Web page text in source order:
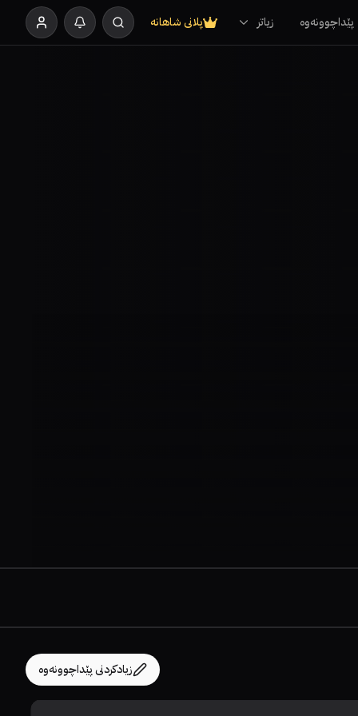
پێداچوونەوە زیاتر پلانی شاهانە
زیادکردنی پێداچوونەوە